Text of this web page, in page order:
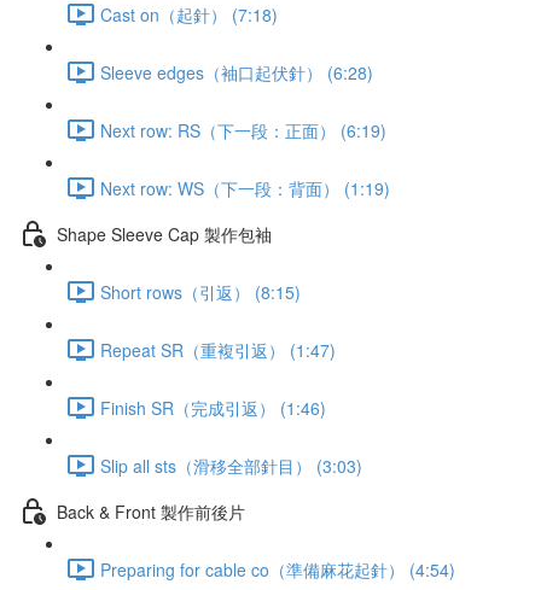
Cast on（起針） (7:18)
Sleeve edges（袖口起伏針） (6:28)
Next row: RS（下一段：正面） (6:19)
Next row: WS（下一段：背面） (1:19)
Shape Sleeve Cap 製作包袖
Short rows（引返） (8:15)
Repeat SR（重複引返） (1:47)
Finish SR（完成引返） (1:46)
Slip all sts（滑移全部針目） (3:03)
Back & Front 製作前後片
Preparing for cable co（準備麻花起針） (4:54)